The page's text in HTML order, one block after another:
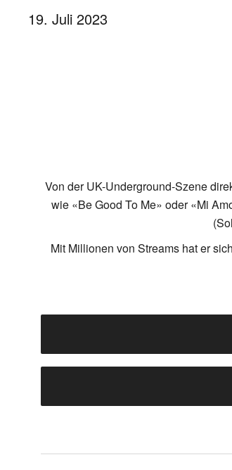
19. Juli 2023
Von der UK-Underground-Szene
wie «Be Good To Me» oder «Mi
Mit Millionen von Streams hat er